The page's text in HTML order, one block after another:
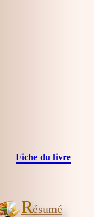
Fiche du livre
Résumé